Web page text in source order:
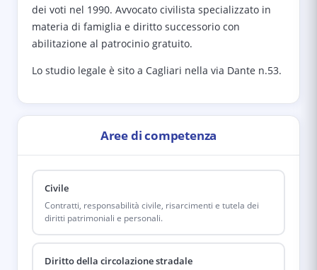
dei voti nel 1990. Avvocato civilista specializzato in
materia di famiglia e diritto successorio con
abilitazione al patrocinio gratuito.
Lo studio legale è sito a Cagliari nella via Dante n.53.
Aree di competenza
Civile
Contratti, responsabilità civile, risarcimenti e tutela dei
diritti patrimoniali e personali.
Diritto della circolazione stradale